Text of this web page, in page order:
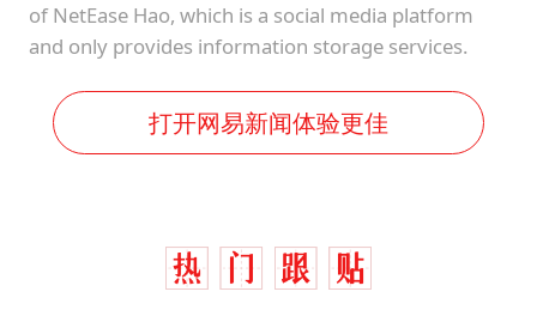
of NetEase Hao, which is a social media platform
and only provides information storage services.
打开网易新闻体验更佳